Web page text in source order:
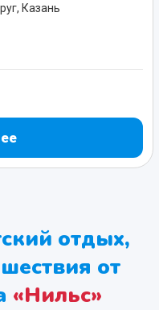
Казань
отдых,
от
«Нильс»‎